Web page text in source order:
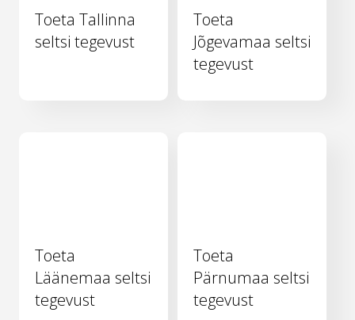
Toeta Tallinna
seltsi tegevust
Toeta
Jõgevamaa seltsi
tegevust
Toeta
Läänemaa seltsi
tegevust
Toeta
Pärnumaa seltsi
tegevust